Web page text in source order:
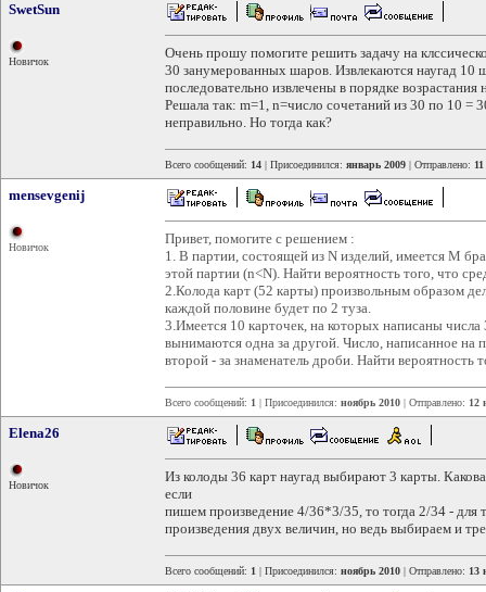
SwetSun
Новичок
Очень прошу помогите решить задачу на
30 занумерованных шаров. Извлекаются наугад 10
последовательно извлечены в порядке
Решала так: m=1, n=число сочетаний из 30 по 10
неправильно. Но тогда как?
Всего сообщений: 14 | Присоединился: январь 2009 | Отправлено:
mensevgenij
Новичок
Привет, помогите с решением :
1. В партии, состоящей из N изделий, имеется M
этой партии (n<N). Найти вероятность того, что
2.Колода карт (52 карты) произвольным образом
каждой половине будет по 2 туза.
3.Имеется 10 карточек, на которых написаны
вынимаются одна за другой. Число, написанное на
второй - за знаменатель дроби. Найти вероятность
Всего сообщений: 1 | Присоединился: ноябрь 2010 | Отправлено: 12
Elena26
Новичок
Из колоды 36 карт наугад выбирают 3 карты.
если
пишем произведение 4/36*3/35, то тогда 2/34 -
произведения двух величин, но ведь выбираем и
Всего сообщений: 1 | Присоединился: ноябрь 2010 | Отправлено: 13